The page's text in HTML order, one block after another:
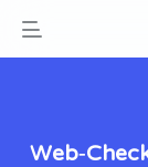
Web-